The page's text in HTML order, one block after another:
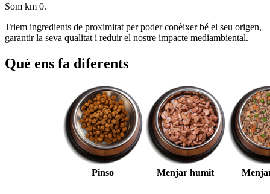
Som km 0.
Triem ingredients de proximitat per poder conèixer bé el seu origen,
garantir la seva qualitat i reduir el nostre impacte mediambiental.
Què ens fa diferents
Pinso Menjar humit